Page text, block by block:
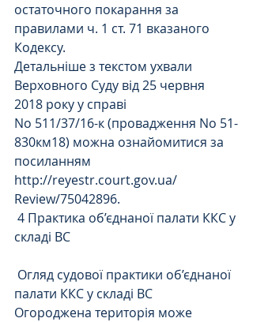
остаточного покарання за
правилами ч. 1 ст. 71 вказаного
Кодексу.
Детальніше з текстом ухвали
Верховного Суду від 25 червня
2018 року у справі
No 511/37/16-к (провадження No 51-
830км18) можна ознайомитися за
посиланням
http://reyestr.court.gov.ua/
Review/75042896.
складі ВС
палати ККС у складі ВС
Огороджена територія може